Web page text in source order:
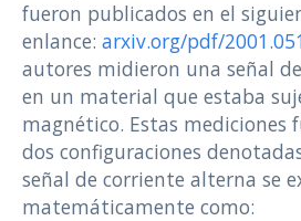
fueron publicados en el
enlance: arxiv.org/pdf/
autores midieron una señal
en un material que estaba
magnético. Estas mediciones
dos configuraciones
señal de corriente alterna se
matemáticamente como: